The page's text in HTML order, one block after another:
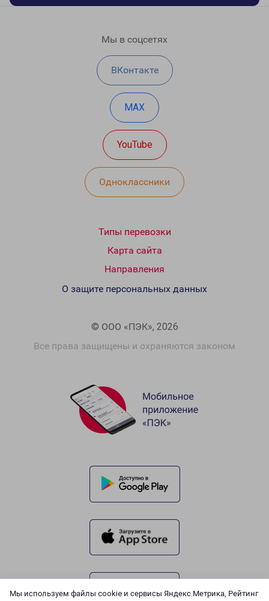
Мы используем файлы cookie и сервисы Яндекс.Метрика, Рейтинг
Мы в соцсетях
ВКонтакте
MAX
YouTube
Одноклассники
Типы перевозки
Карта сайта
Направления
© ООО «ПЭК», 2026
Все права защищены и охраняются законом
О защите персональных данных